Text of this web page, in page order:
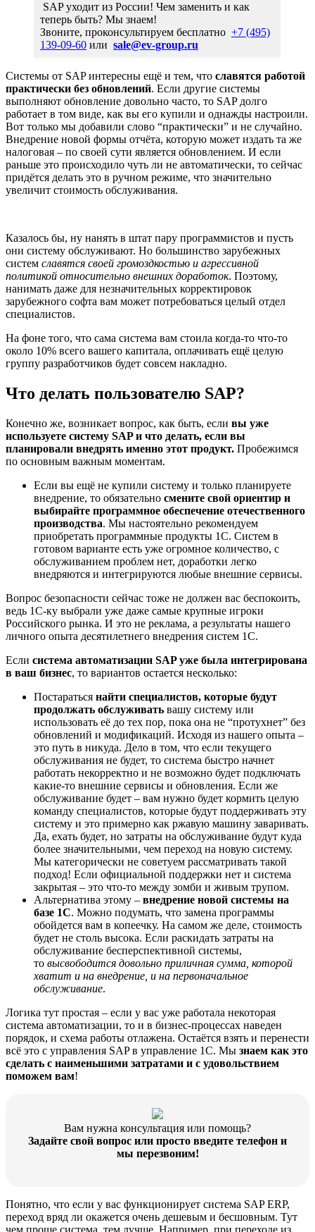
SAP уходит из России! Чем заменить и как
теперь быть? Мы знаем!
Звоните, проконсультируем бесплатно +7 (495)
139-09-60 или sale@ev-group.ru
Системы от SAP интересны ещё и тем, что славятся работой
практически без обновлений. Если другие системы
выполняют обновление довольно часто, то SAP долго
работает в том виде, как вы его купили и однажды настроили.
Вот только мы добавили слово “практически” и не случайно.
Внедрение новой формы отчёта, которую может издать та же
налоговая – по своей сути является обновлением. И если
раньше это происходило чуть ли не автоматически, то сейчас
придётся делать это в ручном режиме, что значительно
увеличит стоимость обслуживания.
Казалось бы, ну нанять в штат пару программистов и пусть
они систему обслуживают. Но большинство зарубежных
систем славятся своей громоздкостью и агрессивной
политикой относительно внешних доработок. Поэтому,
нанимать даже для незначительных корректировок
зарубежного софта вам может потребоваться целый отдел
специалистов.
На фоне того, что сама система вам стоила когда-то что-то
около 10% всего вашего капитала, оплачивать ещё целую
группу разработчиков будет совсем накладно.
Что делать пользователю SAP?
Конечно же, возникает вопрос, как быть, если вы уже
используете систему SAP и что делать, если вы
планировали внедрять именно этот продукт. Пробежимся
по основным важным моментам.
Если вы ещё не купили систему и только планируете
внедрение, то обязательно смените свой ориентир и
выбирайте программное обеспечение отечественного
производства. Мы настоятельно рекомендуем
приобретать программные продукты 1С. Систем в
готовом варианте есть уже огромное количество, с
обслуживанием проблем нет, доработки легко
внедряются и интегрируются любые внешние сервисы.
Вопрос безопасности сейчас тоже не должен вас беспокоить,
ведь 1С-ку выбрали уже даже самые крупные игроки
Российского рынка. И это не реклама, а результаты нашего
личного опыта десятилетнего внедрения систем 1С.
Если система автоматизации SAP уже была интегрирована
в ваш бизнес, то вариантов остается несколько:
Постараться найти специалистов, которые будут
продолжать обслуживать вашу систему или
использовать её до тех пор, пока она не “протухнет” без
обновлений и модификаций. Исходя из нашего опыта –
это путь в никуда. Дело в том, что если текущего
обслуживания не будет, то система быстро начнет
работать некорректно и не возможно будет подключать
какие-то внешние сервисы и обновления. Если же
обслуживание будет – вам нужно будет кормить целую
команду специалистов, которые будут поддерживать эту
систему и это примерно как ржавую машину заваривать.
Да, ехать будет, но затраты на обслуживание будут куда
более значительными, чем переход на новую систему.
Мы категорически не советуем рассматривать такой
подход! Если официальной поддержки нет и система
закрытая – это что-то между зомби и живым трупом.
Альтернатива этому – внедрение новой системы на
базе 1С. Можно подумать, что замена программы
обойдется вам в копеечку. На самом же деле, стоимость
будет не столь высока. Если раскидать затраты на
обслуживание бесперспективной системы,
то высвободится довольно приличная сумма, которой
хватит и на внедрение, и на первоначальное
обслуживание.
Логика тут простая – если у вас уже работала некоторая
система автоматизации, то и в бизнес-процессах наведен
порядок, и схема работы отлажена. Остаётся взять и перенести
всё это с управления SAP в управление 1С. Мы знаем как это
сделать с наименьшими затратами и с удовольствием
поможем вам!
Вам нужна консультация или помощь?
Задайте свой вопрос или просто введите телефон и
мы перезвоним!
Понятно, что если у вас функционирует система SAP ERP,
переход вряд ли окажется очень дешевым и бесшовным. Тут
чем проще система, тем лучше. Например, при переходе из